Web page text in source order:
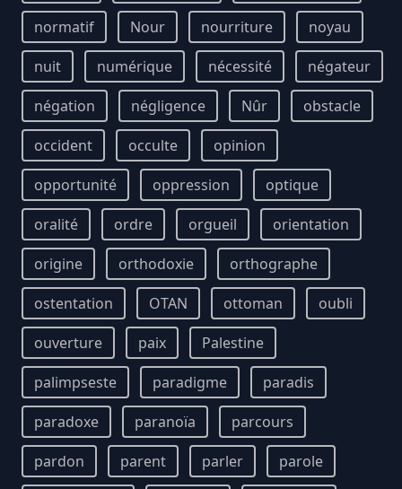
normatif Nour nourriture
noyau
nuit
numérique nécessité
négateur
négation
négligence Nûr
obstacle
occident
occulte
opinion
opportunité
oppression
optique
oralité
ordre orgueil
orientation
origine
orthodoxie
orthographe
ostentation
OTAN ottoman
oubli
ouverture
paix
Palestine
palimpseste
paradigme
paradis
paradoxe
paranoïa
parcours
pardon
parent parler
parole